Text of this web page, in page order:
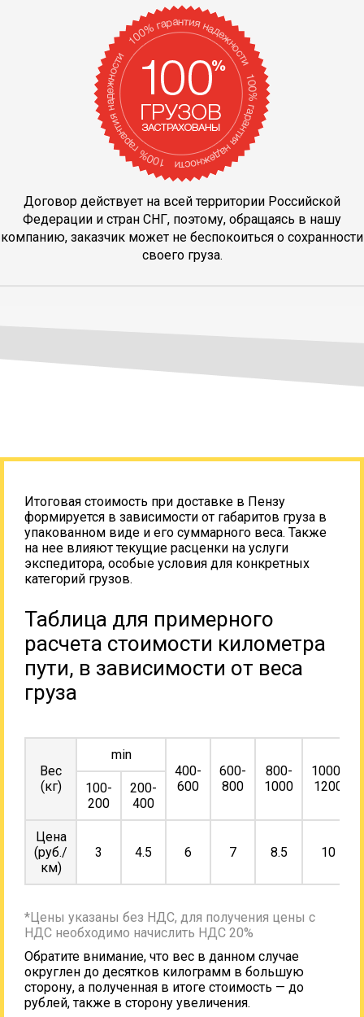
Договор действует на всей территории Российской
Федерации и стран СНГ, поэтому, обращаясь в нашу
компанию, заказчик может не беспокоиться о сохранности
своего груза.
Итоговая стоимость при доставке в Пензу
формируется в зависимости от габаритов груза в
упакованном виде и его суммарного веса. Также
на нее влияют текущие расценки на услуги
экспедитора, особые условия для конкретных
категорий грузов.
Таблица для примерного
расчета стоимости километра
пути, в зависимости от веса
груза
Вес
(кг)
min
400-
600
600-
800
800-
1000
1000-
1200
100-
200
200-
400
Цена
(руб./
км)
3 4.5 6 7 8.5 10
*Цены указаны без НДС, для получения цены с
НДС необходимо начислить НДС 20%
Обратите внимание, что вес в данном случае
округлен до десятков килограмм в большую
сторону, а полученная в итоге стоимость — до
рублей, также в сторону увеличения.